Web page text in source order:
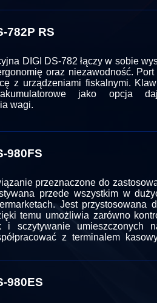
782P RS
DIGI DS-782 łączy w sobie
oraz niezawodność.
z urządzeniami fiskalnymi.
jako opcja
wagi.
980FS
przeznaczone do
przede wszystkim w
Jest przystosowana
temu umożliwia zarówno
i sczytywanie umieszczonych
z terminalem
980ES